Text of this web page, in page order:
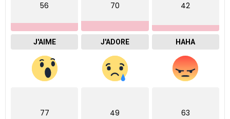
56
J'AIME
70
J'ADORE
42
HAHA
77 49 63